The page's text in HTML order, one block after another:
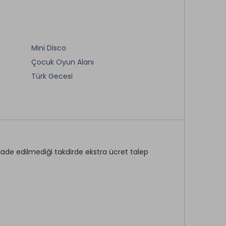
Buhar Odası *
Mini Disco
Çocuk Oyun Alanı
Türk Gecesi
Oyun Salonu *
edilmediği takdirde ekstra ücret talep